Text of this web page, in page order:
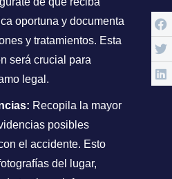
oportuna y documenta
y tratamientos. Esta
será crucial para
legal.
Recopila la mayor
posibles
el accidente. Esto
del lugar,